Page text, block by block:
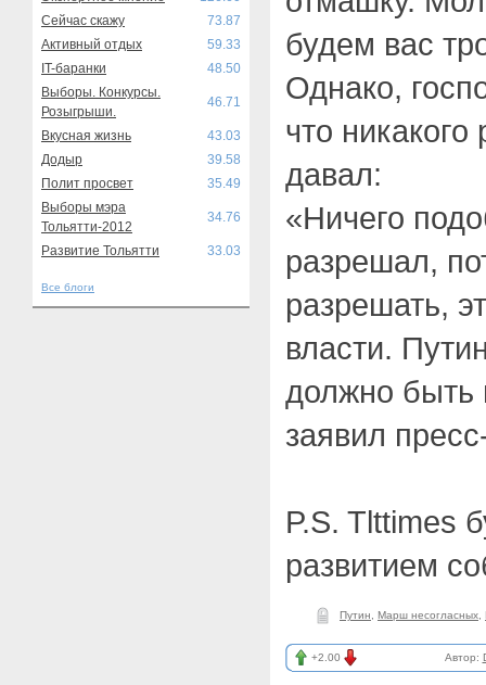
Сейчас скажу
73.87
Активный отдых
59.33
IT-баранки
48.50
Выборы. Конкурсы.
Розыгрыши.
46.71
Вкусная жизнь
43.03
Додыр
39.58
Полит просвет
35.49
Выборы мэра
Тольятти-2012
34.76
Развитие Тольятти 33.03
Все блоги
будем вас
Однако,
что
давал:
«Ничего
разрешал,
разрешать,
власти.
должно быть
заявил
P.S. Tlttimes
развитием
Путин Марш несогласных
+2.00 Автор: